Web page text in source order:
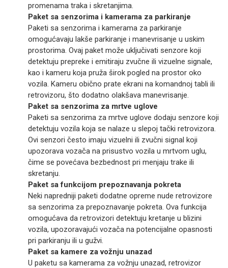
promenama traka i skretanjima.
Paket sa senzorima i kamerama za parkiranje
Paketi sa senzorima i kamerama za parkiranje
omogućavaju lakše parkiranje i manevrisanje u uskim
prostorima. Ovaj paket može uključivati senzore koji
detektuju prepreke i emitiraju zvučne ili vizuelne signale,
kao i kameru koja pruža širok pogled na prostor oko
vozila. Kameru obično prate ekrani na komandnoj tabli ili
retrovizoru, što dodatno olakšava manevrisanje.
Paket sa senzorima za mrtve uglove
Paketi sa senzorima za mrtve uglove dodaju senzore koji
detektuju vozila koja se nalaze u slepoj tački retrovizora.
Ovi senzori često imaju vizuelni ili zvučni signal koji
upozorava vozača na prisustvo vozila u mrtvom uglu,
čime se povećava bezbednost pri menjaju trake ili
skretanju.
Paket sa funkcijom prepoznavanja pokreta
Neki napredniji paketi dodatne opreme nude retrovizore
sa senzorima za prepoznavanje pokreta. Ova funkcija
omogućava da retrovizori detektuju kretanje u blizini
vozila, upozoravajući vozača na potencijalne opasnosti
pri parkiranju ili u gužvi.
Paket sa kamere za vožnju unazad
U paketu sa kamerama za vožnju unazad, retrovizor